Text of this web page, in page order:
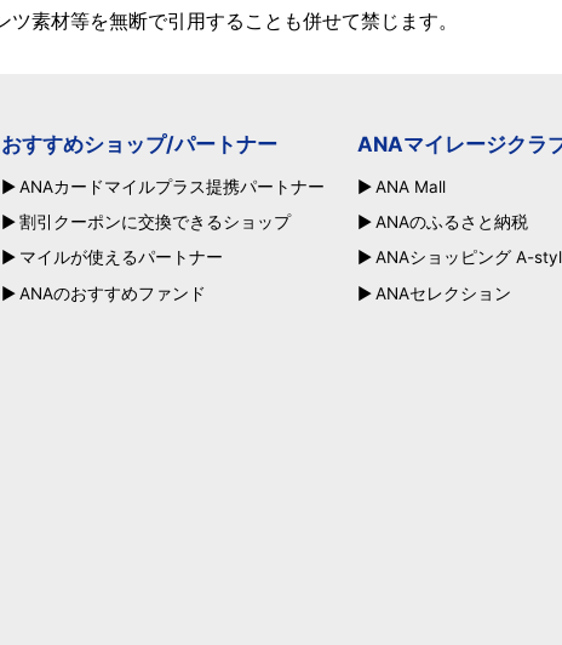
素材等を無断で引用することも併せて禁じます。
おすすめショップ/パートナー
ANAカードマイルプラス提携パートナー
割引クーポンに交換できるショップ
マイルが使えるパートナー
ANAのおすすめファンド
ANAマイレージクラ
ANA Mall
ANAのふるさと納税
ANAショッピング A-
ANAセレクション